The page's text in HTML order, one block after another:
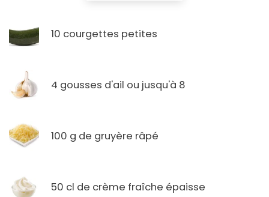
10 courgettes petites
4 gousses d'ail ou jusqu'à 8
100 g de gruyère râpé
50 cl de crème fraîche épaisse